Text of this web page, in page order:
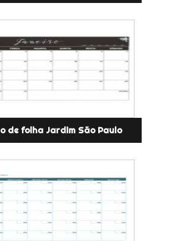
de folha Jardim São Paulo